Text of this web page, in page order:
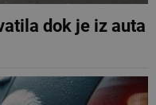
dok je iz auta